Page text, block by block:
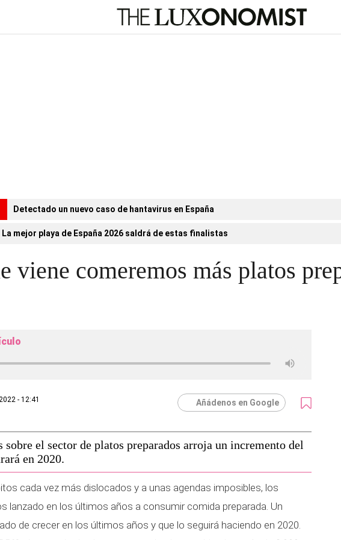
Detectado un nuevo caso de hantavirus en España
La mejor playa de España 2026 saldrá de estas finalistas
viene comeremos más platos
- 12:41
Añádenos en Google
el sector de platos preparados arroja un incremento del
en 2020.
cada vez más dislocados y a unas agendas imposibles, los
lanzado en los últimos años a consumir comida preparada. Un
de crecer en los últimos años y que lo seguirá haciendo en 2020.